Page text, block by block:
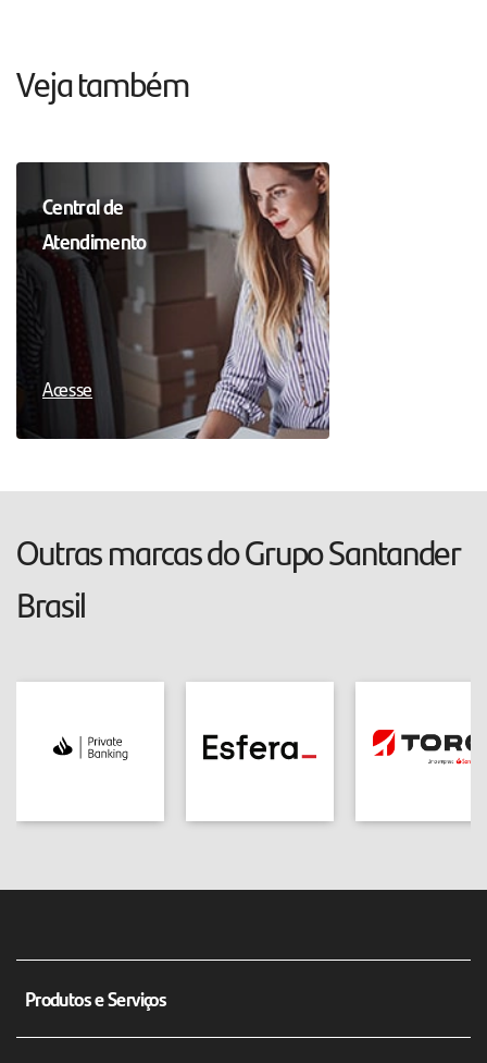
Veja também
Central de
Atendimento
Acesse
Outras marcas do Grupo Santander
Brasil
Produtos e Serviços